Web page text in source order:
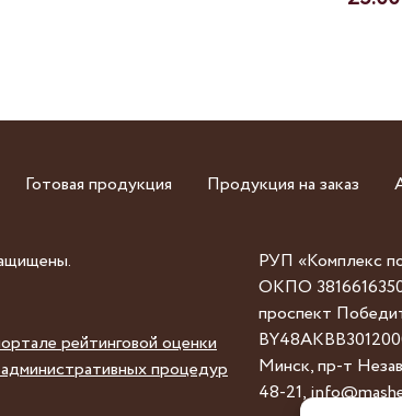
Готовая продукция Продукция на заказ
рейтинговой оценки
административных процедур
РУП «Комплекс
ОКПО
проспект
Минск, пр-т
48-21,